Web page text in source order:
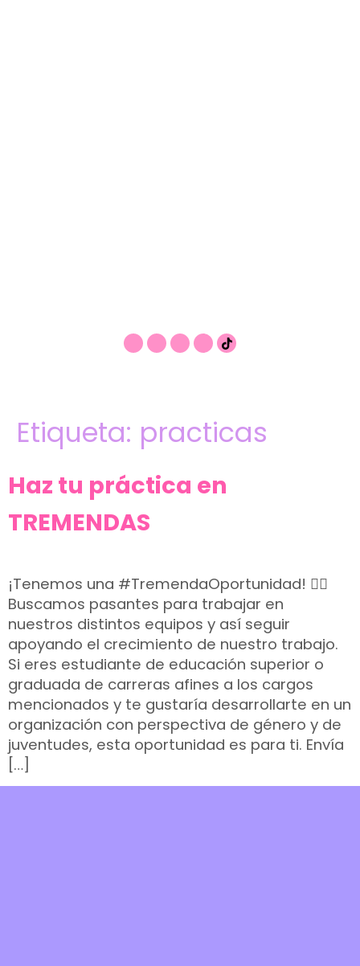
Etiqueta: practicas
Haz tu práctica en
TREMENDAS
¡Tenemos una #TremendaOportunidad! 👉🏽
Buscamos pasantes para trabajar en
nuestros distintos equipos y así seguir
apoyando el crecimiento de nuestro trabajo.
Si eres estudiante de educación superior o
graduada de carreras afines a los cargos
mencionados y te gustaría desarrollarte en un
organización con perspectiva de género y de
juventudes, esta oportunidad es para ti. Envía
[…]